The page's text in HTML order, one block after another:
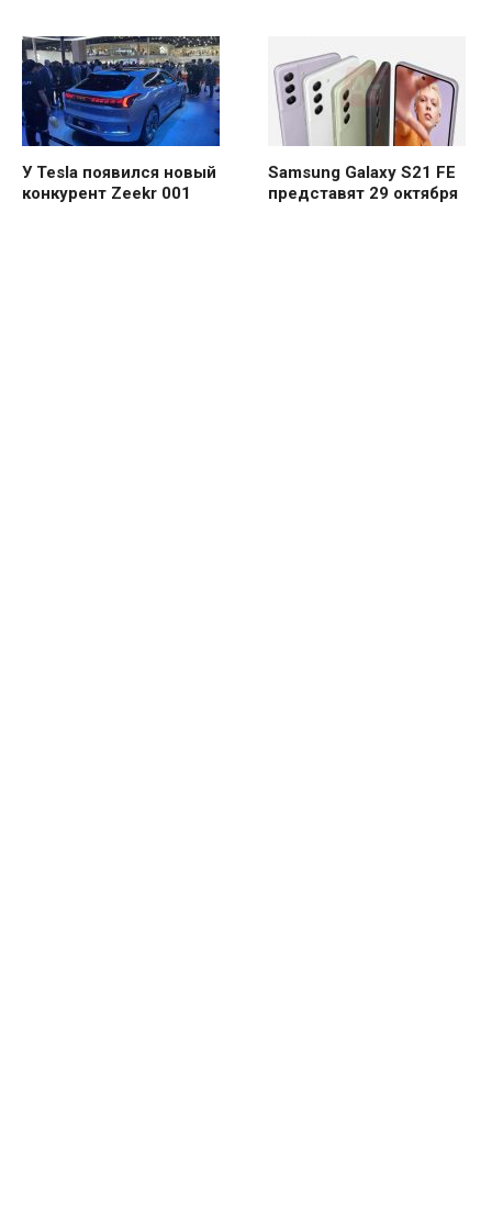
У Tesla появился новый
конкурент Zeekr 001
Samsung Galaxy S21 FE
представят 29 октября